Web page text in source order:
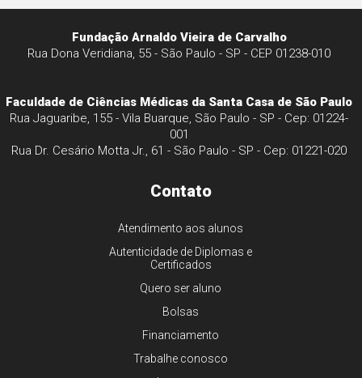
Fundação Arnaldo Vieira de Carvalho
Rua Dona Veridiana, 55 - São Paulo - SP - CEP 01238-010
Faculdade de Ciências Médicas da Santa Casa de São Paulo
Rua Jaguaribe, 155 - Vila Buarque, São Paulo - SP - Cep: 01224-
001
Rua Dr. Cesário Motta Jr., 61 - São Paulo - SP - Cep: 01221-020
Contato
Atendimento aos alunos
Autenticidade de Diplomas e
Certificados
Quero ser aluno
Bolsas
Financiamento
Trabalhe conosco